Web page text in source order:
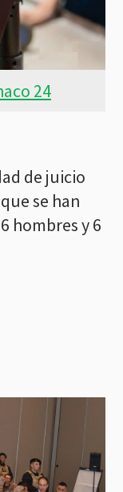
24
de juicio
se han
hombres y 6